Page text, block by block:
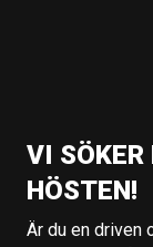
VI
HÖSTEN!
Är du en driven